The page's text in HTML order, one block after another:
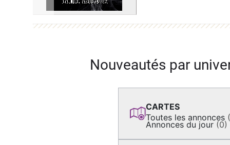
Nouveautés par
CARTES
Toutes les annonces
Annonces du jour (0)